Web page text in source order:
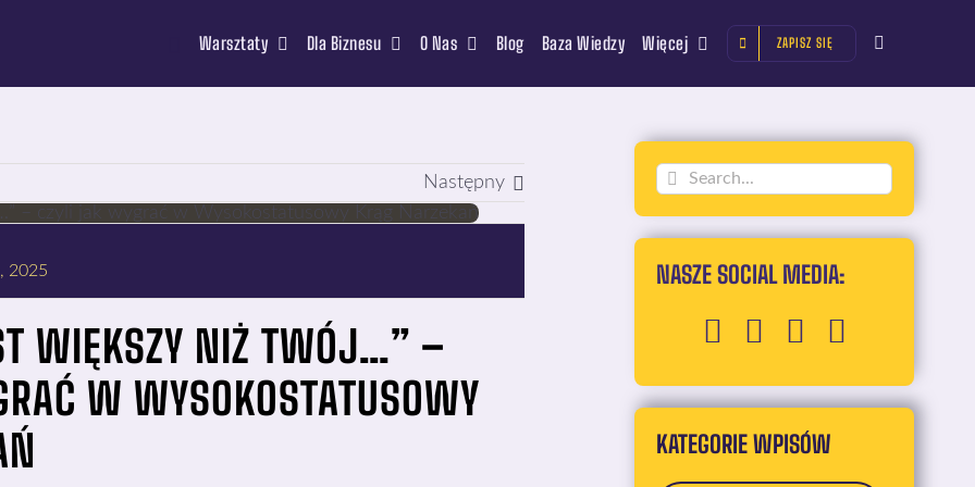
Warsztaty Dla Biznesu O Nas Blog Baza Wiedzy Więcej ZAPISZ SIĘ
Następny
2025
WIĘKSZY NIŻ TWÓJ…” –
W WYSOKOSTATUSOWY
Szukaj
NASZE SOCIAL MEDIA:
KATEGORIE WPISÓW